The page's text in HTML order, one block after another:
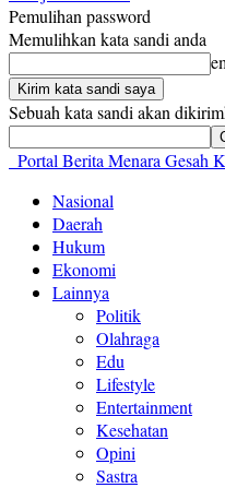
Pemulihan password
Memulihkan kata sandi anda
Sebuah kata sandi akan
Portal Berita Menara Gesah
Nasional
Daerah
Hukum
Ekonomi
Lainnya
Politik
Olahraga
Edu
Lifestyle
Entertainment
Kesehatan
Opini
Sastra